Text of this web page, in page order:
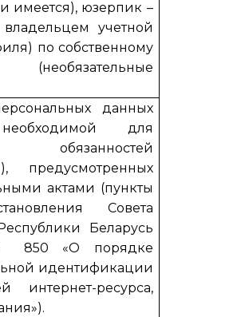
имеется), юзерпик –
владельцем учетной
по собственному
данных
для
обязанностей
предусмотренных
актами (пункты
Совета
Беларусь
№ 850 «О порядке
идентификации
интернет-ресурса,